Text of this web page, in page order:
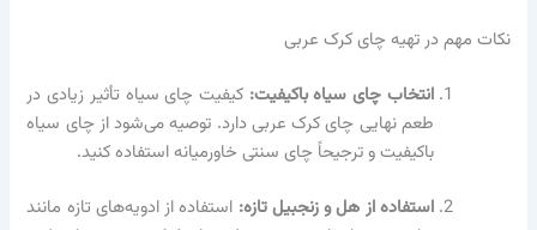
نکات مهم در تهیه چای کرک عربی
انتخاب چای سیاه باکیفیت: کیفیت چای سیاه تأثیر زیادی در
طعم نهایی چای کرک عربی دارد. توصیه می‌شود از چای سیاه
باکیفیت و ترجیحاً چای سنتی خاورمیانه استفاده کنید.
استفاده از هل و زنجبیل تازه: استفاده از ادویه‌های تازه مانند